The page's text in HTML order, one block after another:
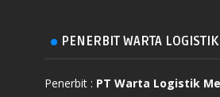
PENERBIT WARTA LOGISTIK
Penerbit : PT Warta Logistik